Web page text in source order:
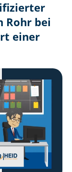
Rohr bei
einer